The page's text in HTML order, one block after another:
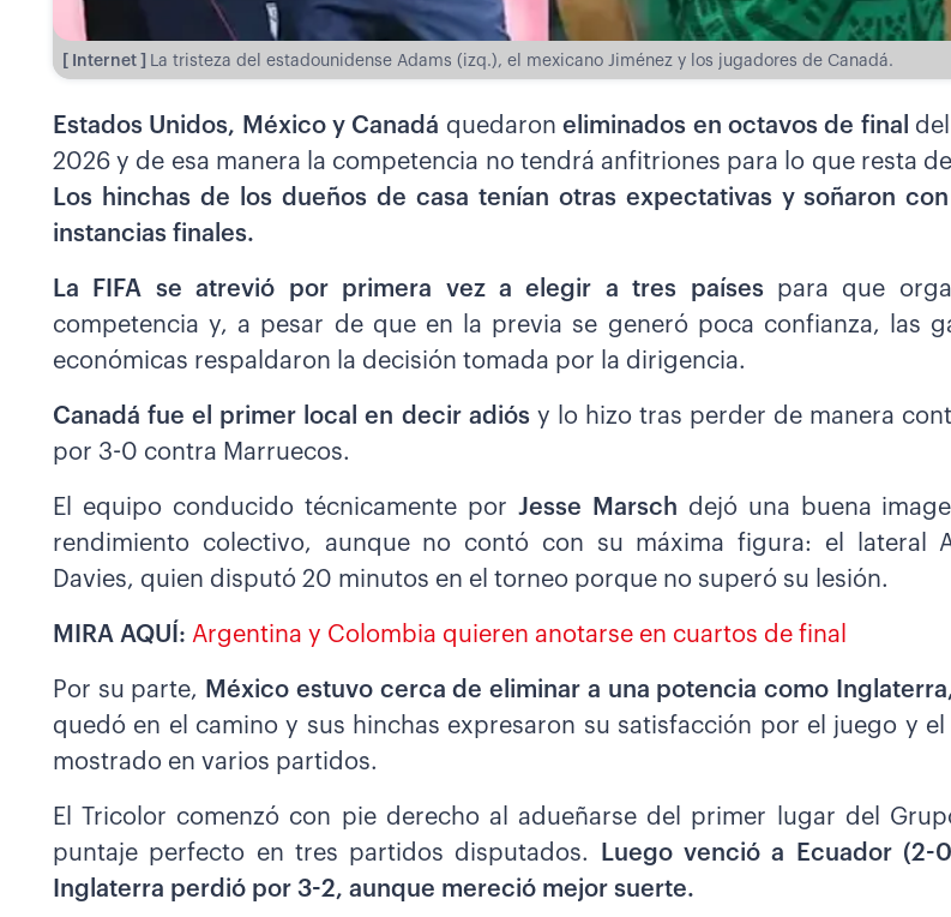
[ Internet ] La tristeza del estadounidense Adams (izq.), el mexicano Jiménez y los jugadores de Canadá.
Estados Unidos, México y Canadá quedaroneliminados en octavos de final
2026 y de esa manera la competencia no tendrá anfitriones para lo que resta
Los hinchas de los dueños de casa tenían otras expectativas y soñaron
instancias finales.
La FIFA se atrevió por primera vez a elegir a tres paísespara que
competencia y, a pesar de que en la previa se generó poca confianza, las
económicas respaldaron la decisión tomada por la dirigencia.
Canadá fue el primer local en decir adiós y lo hizo tras perder de manera
por 3-0 contra Marruecos.
El equipo conducido técnicamente por Jesse Marsch dejó una buena
rendimiento colectivo, aunque no contó con su máxima figura: el lateral
Davies, quien disputó 20 minutos en el torneo porque no superó su lesión.
MIRA AQUÍ: Argentina y Colombia quieren anotarse en cuartos de final
Por su parte, México estuvo cerca de eliminar a una potencia como
quedó en el camino y sus hinchas expresaron su satisfacción por el juego y el
mostrado en varios partidos.
El Tricolor comenzó con pie derecho al adueñarse del primer lugar del
puntaje perfecto en tres partidos disputados.
Luego venció a Ecuador (2-
Inglaterra perdió por 3-2, aunque mereció mejor suerte.